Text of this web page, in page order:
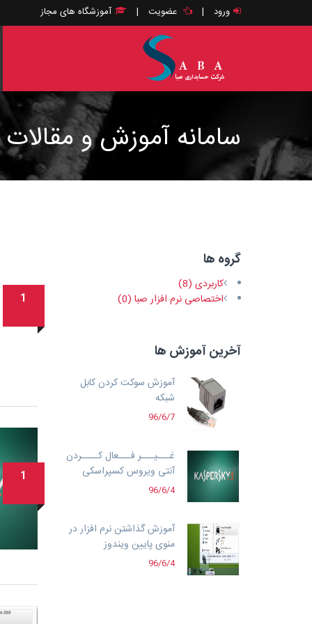
ورود | عضویت | آموزشگاه های مجاز
سامانه آموزش و
گروه ها
کاربردی (8)
اختصاصی نرم افزار صبا (0)
آخرین آموزش ها
آموزش سوکت کردن کابل
شبکه
96/6/7
غـــیـــر فـــعال کــــردن
آنتی ویروس کسپراسکی
96/6/4
آموزش گذاشتن نرم افزار در
منوی پایین ویندوز
96/6/4
1
1